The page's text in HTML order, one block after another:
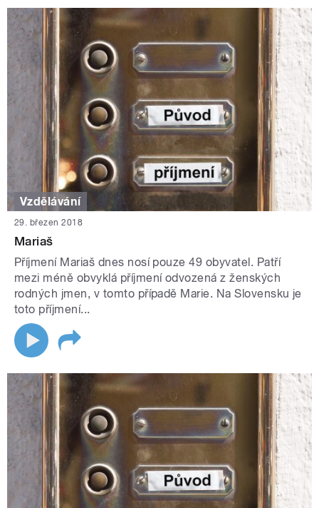
Vzdělávání
29. březen 2018
Mariaš
Příjmení Mariaš dnes nosí pouze 49 obyvatel. Patří
mezi méně obvyklá příjmení odvozená z ženských
rodných jmen, v tomto případě Marie. Na Slovensku je
toto příjmení...